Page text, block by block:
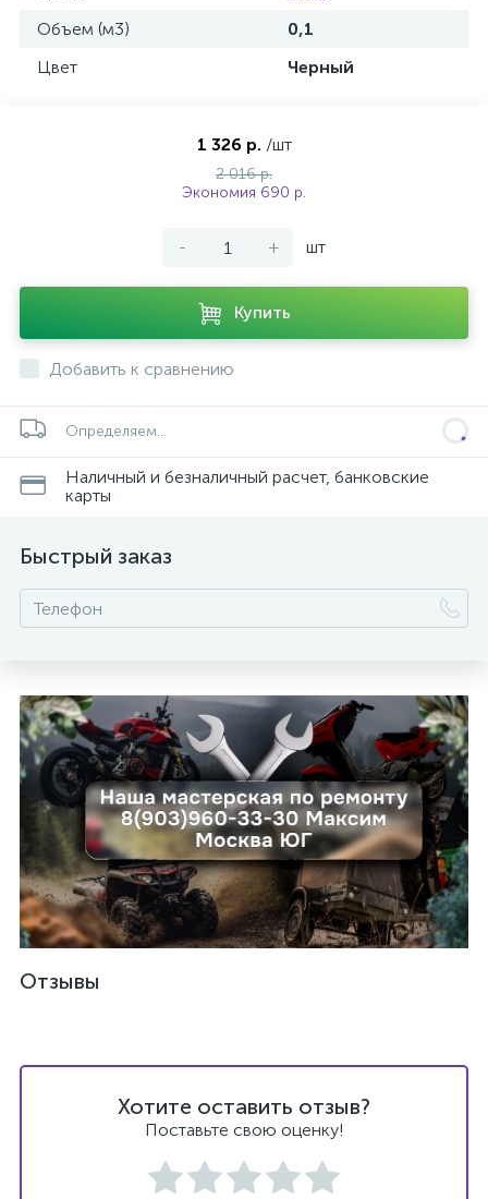
Объем (м3)
0,1
Цвет
Черный
1 326 р. /шт
2 016 р.
Экономия 690 р.
- + шт
Купить
Добавить к сравнению
Определяем...
Наличный и безналичный расчет, банковские
карты
Быстрый заказ
Отзывы
Хотите оставить отзыв?
Поставьте свою оценку!